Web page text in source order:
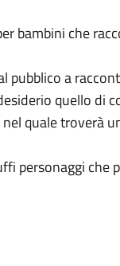
bambini che
a
quello di
quale troverà
personaggi che